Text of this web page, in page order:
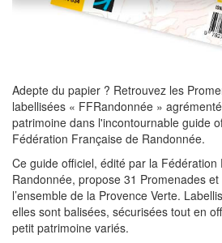
Adepte du papier ? Retrouvez les
labellisées « FFRandonnée »
patrimoine dans l'incontournable guide
Fédération Française de Randonnée.
Ce guide officiel, édité par la Fédération
Randonnée, propose 31 Promenades
l’ensemble de la Provence Verte.
elles sont balisées, sécurisées tout en
petit patrimoine variés.